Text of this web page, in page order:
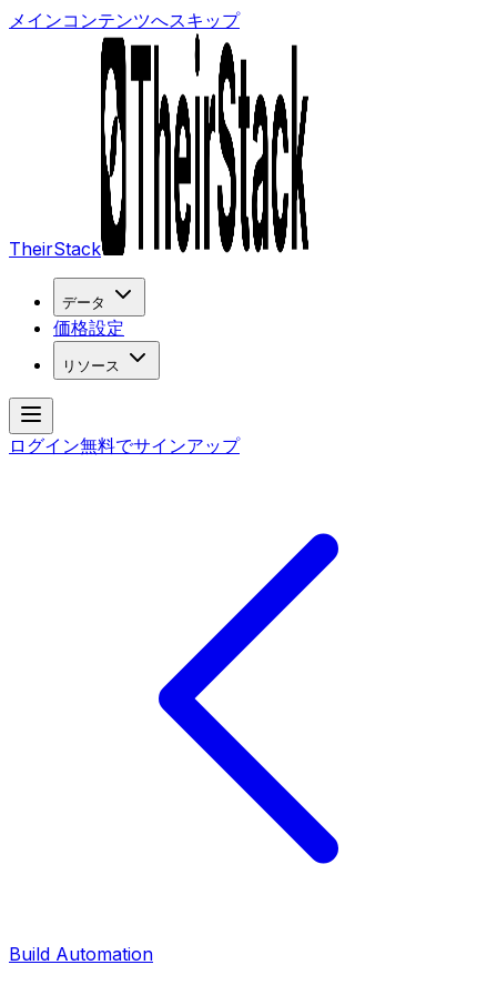
メインコンテンツへスキップ
TheirStack
データ
価格設定
リソース
ログイン無料でサインアップ
Build Automation